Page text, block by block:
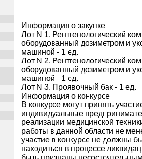
Информация о закупке
Лот N 1. Рентгенологический
оборудованный дозиметром и
машиной - 1 ед.
Лот N 2. Рентгенологический
оборудованный дозиметром и
машиной - 1 ед.
Лот N 3. Проявочный бак - 1 ед.
Информация о конкурсе
В конкурсе могут принять
индивидуальные
реализации медицинской
работы в данной области не
участие в конкурсе не должны
находиться в процессе